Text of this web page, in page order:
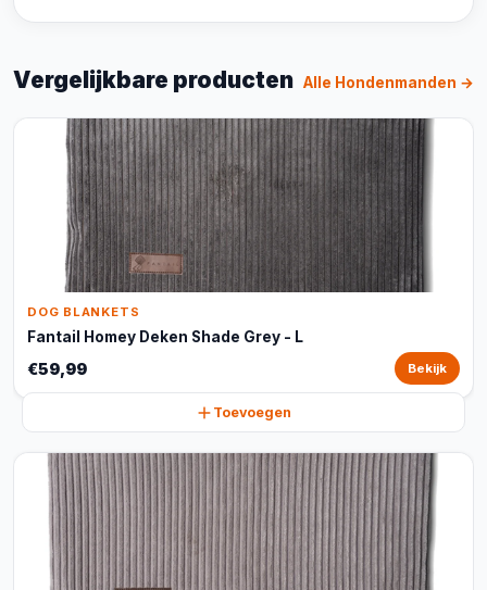
Vergelijkbare producten Alle Hondenmanden →
DOG BLANKETS
Fantail Homey Deken Shade Grey - L
€59,99 Bekijk
Toevoegen